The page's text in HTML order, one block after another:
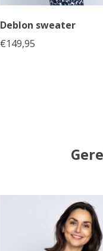
Deblon sweater
€149,95